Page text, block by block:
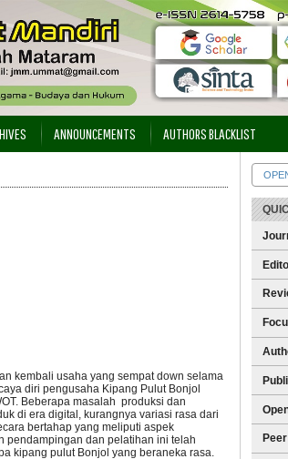
ANNOUNCEMENTS AUTHORS BLACKLIST
kembali usaha yang sempat down selama
diri pengusaha Kipang Pulut Bonjol
Beberapa masalah produksi dan
di era digital, kurangnya variasi rasa dari
bertahap yang meliputi aspek
pendampingan dan pelatihan ini telah
kipang pulut Bonjol yang beraneka rasa.